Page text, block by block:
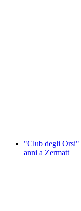
"Club degli Orsi"
anni a Zermatt